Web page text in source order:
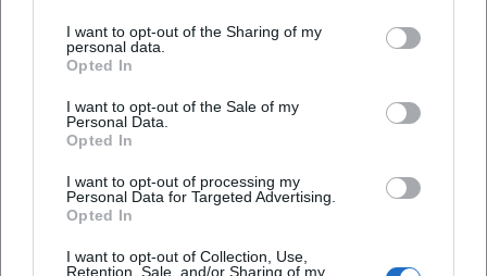
I want to opt-out of the Sharing of my
personal data.
Opted In
I want to opt-out of the Sale of my
Personal Data.
Opted In
I want to opt-out of processing my
Personal Data for Targeted Advertising.
Opted In
I want to opt-out of Collection, Use,
Retention, Sale, and/or Sharing of my
Findet die Ausstellung drinnen oder draußen
statt?